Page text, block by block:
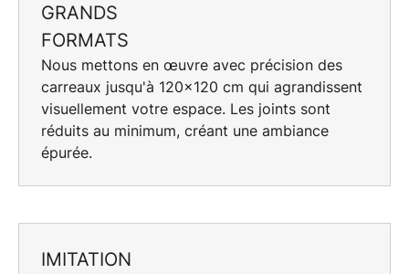
GRANDS
FORMATS
Nous mettons en œuvre avec précision des
carreaux jusqu'à 120x120 cm qui agrandissent
visuellement votre espace. Les joints sont
réduits au minimum, créant une ambiance
épurée.
IMITATION